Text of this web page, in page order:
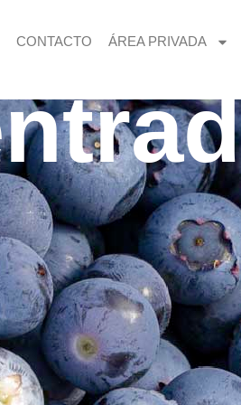
CONTACTO ÁREA PRIVADA